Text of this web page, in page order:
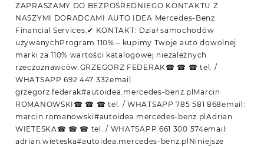
ZAPRASZAMY DO BEZPOŚREDNIEGO KONTAKTU Z
NASZYMI DORADCAMI AUTO IDEA Mercedes-Benz
Financial Services.✔ KONTAKT: Dział samochodów
używanychProgram 110% – kupimy Twoje auto dowolnej
marki za 110% wartości katalogowej niezależnych
rzeczoznawców.GRZEGORZ FEDERAK☎ ☎ ☎ tel. /
WHATSAPP 692 447 332email:
grzegorz.federak#autoidea.mercedes-benz.plMarcin
ROMANOWSKI☎ ☎ ☎ tel. / WHATSAPP 785 581 868email:
marcin.romanowski#autoidea.mercedes-benz.plAdrian
WIETESKA☎ ☎ ☎ tel. / WHATSAPP 661 300 574email:
adrian.wieteska#autoidea.mercedes-benz.plNiniejsze